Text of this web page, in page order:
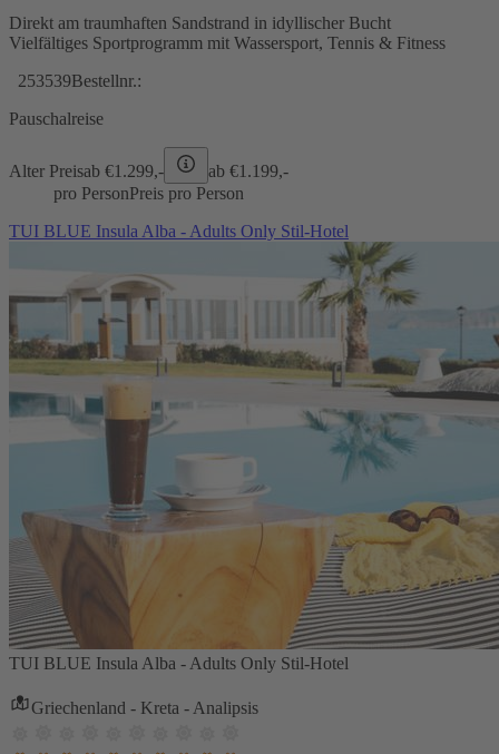
Direkt am traumhaften Sandstrand in idyllischer Bucht
Vielfältiges Sportprogramm mit Wassersport, Tennis & Fitness
253539Bestellnr.:
Pauschalreise
Alter Preisab €1.299,- ab €1.199,-
pro PersonPreis pro Person
TUI BLUE Insula Alba - Adults Only Stil-Hotel
TUI BLUE Insula Alba - Adults Only Stil-Hotel
Griechenland - Kreta - Analipsis